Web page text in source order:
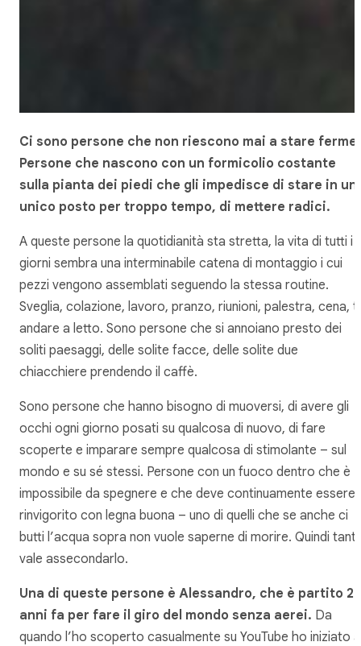
Ci sono persone che non riescono mai a stare ferme.
Persone che nascono con un formicolio costante
sulla pianta dei piedi che gli impedisce di stare in un
unico posto per troppo tempo, di mettere radici.
A queste persone la quotidianità sta stretta, la vita di tutti i
giorni sembra una interminabile catena di montaggio i cui
pezzi vengono assemblati seguendo la stessa routine.
Sveglia, colazione, lavoro, pranzo, riunioni, palestra, cena,
andare a letto. Sono persone che si annoiano presto dei
soliti paesaggi, delle solite facce, delle solite due
chiacchiere prendendo il caffè.
Sono persone che hanno bisogno di muoversi, di avere gli
occhi ogni giorno posati su qualcosa di nuovo, di fare
scoperte e imparare sempre qualcosa di stimolante – sul
mondo e su sé stessi. Persone con un fuoco dentro che è
impossibile da spegnere e che deve continuamente essere
rinvigorito con legna buona – uno di quelli che se anche ci
butti l’acqua sopra non vuole saperne di morire. Quindi
vale assecondarlo.
Una di queste persone è Alessandro, che è partito 2
anni fa per fare il giro del mondo senza aerei. Da
quando l’ho scoperto casualmente su YouTube ho iniziato a